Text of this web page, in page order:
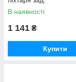
В наявності
1 141 ₴
Купити